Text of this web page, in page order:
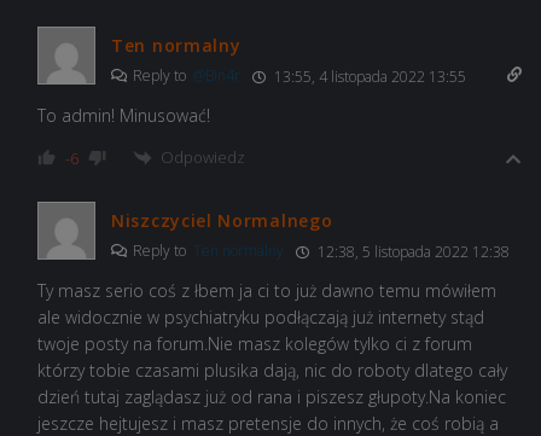
Ten normalny
Reply to @Bin4r 13:55, 4 listopada 2022 13:55
To admin! Minusować!
-6 Odpowiedz
Niszczyciel Normalnego
Reply to Ten normalny 12:38, 5 listopada 2022 12:38
Ty masz serio coś z łbem ja ci to już dawno temu mówiłem
ale widocznie w psychiatryku podłączają już internety stąd
twoje posty na forum.Nie masz kolegów tylko ci z forum
którzy tobie czasami plusika dają, nic do roboty dlatego cały
dzień tutaj zaglądasz już od rana i piszesz głupoty.Na koniec
jeszcze hejtujesz i masz pretensje do innych, że coś robią a